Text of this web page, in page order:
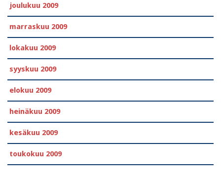
joulukuu 2009
marraskuu 2009
lokakuu 2009
syyskuu 2009
elokuu 2009
heinäkuu 2009
kesäkuu 2009
toukokuu 2009